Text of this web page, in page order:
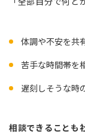
体調や不安を共
苦手な時間帯を
遅刻しそうな時
相談できることも